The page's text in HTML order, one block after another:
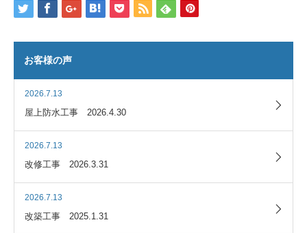
お客様の声
2026.7.13
屋上防水工事 2026.4.30
2026.7.13
改修工事 2026.3.31
2026.7.13
改築工事 2025.1.31